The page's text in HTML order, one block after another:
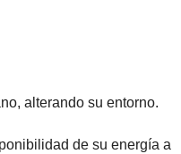
alterando su entorno.
de su energía a